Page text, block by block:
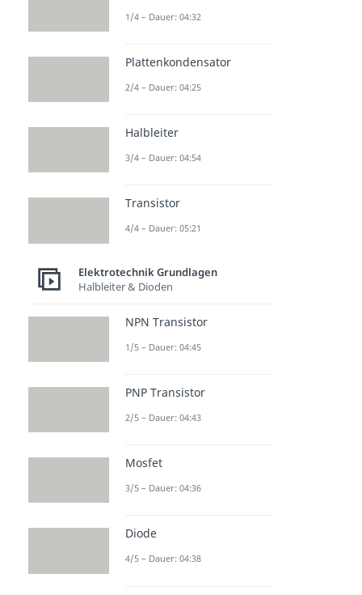
1/4 – Dauer: 04:32
Plattenkondensator
2/4 – Dauer: 04:25
Halbleiter
3/4 – Dauer: 04:54
Transistor
4/4 – Dauer: 05:21
Elektrotechnik Grundlagen
Halbleiter & Dioden
NPN Transistor
1/5 – Dauer: 04:45
PNP Transistor
2/5 – Dauer: 04:43
Mosfet
3/5 – Dauer: 04:36
Diode
4/5 – Dauer: 04:38